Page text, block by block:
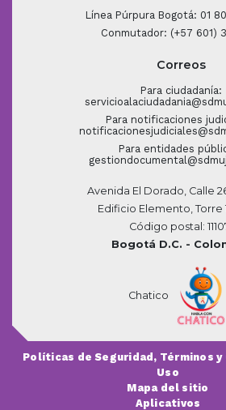
Línea Púrpura Bogotá: 01
Conmutador: (+57 601)
Correos
Para ciudadanía:
Para notificaciones
Para entidades
Avenida El Dorado, Calle
Edificio Elemento, Torre
Código postal:
Bogotá D.C. -
Chatico
Políticas de Seguridad, Términos y
Uso
Mapa del sitio
Aplicativos